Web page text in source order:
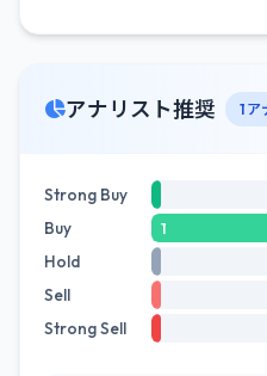
アナリスト推奨 1 ア
Strong Buy
Buy 1
Hold
Sell
Strong Sell